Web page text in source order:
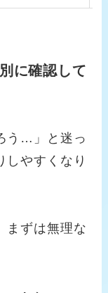
に確認して
う…」と迷っ
しやすくなり
まずは無理な